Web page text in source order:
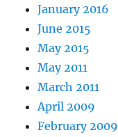
January 2016
June 2015
May 2015
May 2011
March 2011
April 2009
February 2009